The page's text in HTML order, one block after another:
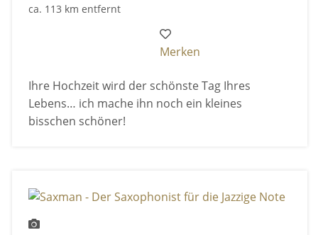
ca. 113 km entfernt
Merken
Ihre Hochzeit wird der schönste Tag Ihres
Lebens… ich mache ihn noch ein kleines
bisschen schöner!